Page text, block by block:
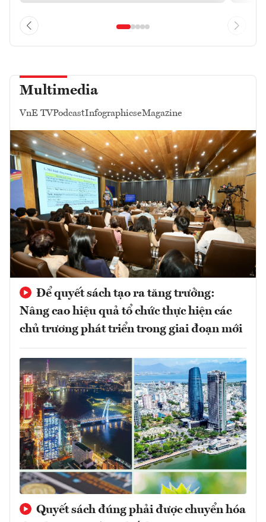
Multimedia
VnE TVPodcastInfographicseMagazine
Để quyết sách tạo ra tăng trưởng:
Nâng cao hiệu quả tổ chức thực hiện các
chủ trương phát triển trong giai đoạn mới
Quyết sách đúng phải được chuyển hóa